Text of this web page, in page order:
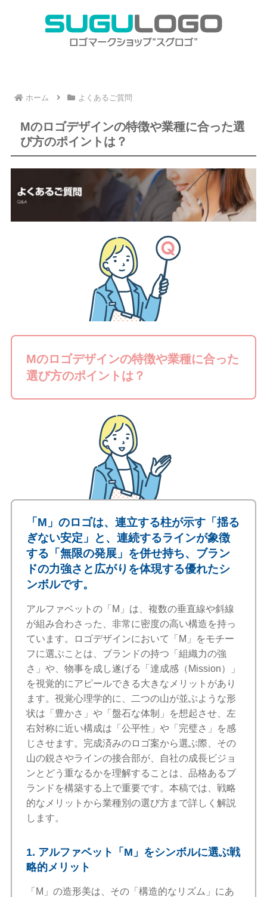
ホーム よくあるご質問
Mのロゴデザインの特徴や業種に合った選
び方のポイントは？
Mのロゴデザインの特徴や業種に合った
選び方のポイントは？
「M」のロゴは、連立する柱が示す「揺る
ぎない安定」と、連続するラインが象徴
する「無限の発展」を併せ持ち、ブラン
ドの力強さと広がりを体現する優れたシ
ンボルです。
アルファベットの「M」は、複数の垂直線や斜線
が組み合わさった、非常に密度の高い構造を持っ
ています。ロゴデザインにおいて「M」をモチー
フに選ぶことは、ブランドの持つ「組織力の強
さ」や、物事を成し遂げる「達成感（Mission）」
を視覚的にアピールできる大きなメリットがあり
ます。視覚心理学的に、二つの山が並ぶような形
状は「豊かさ」や「盤石な体制」を想起させ、左
右対称に近い構成は「公平性」や「完璧さ」を感
じさせます。完成済みのロゴ案から選ぶ際、その
山の鋭さやラインの接合部が、自社の成長ビジョ
ンとどう重なるかを理解することは、品格あるブ
ランドを構築する上で重要です。本稿では、戦略
的なメリットから業種別の選び方まで詳しく解説
します。
1. アルファベット「M」をシンボルに選ぶ戦
略的メリット
「M」の造形美は、その「構造的なリズム」にあ